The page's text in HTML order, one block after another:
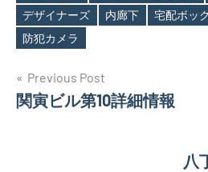
Tags
デザイナーズ
内廊下 宅配ボッ
防犯カメラ
投
稿
Previous Post
関寅ビル第10詳細情報
八